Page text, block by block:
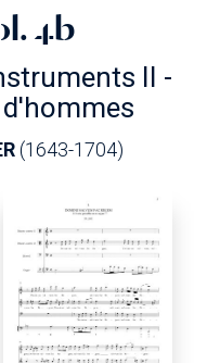
4b
II -
(1643-1704)